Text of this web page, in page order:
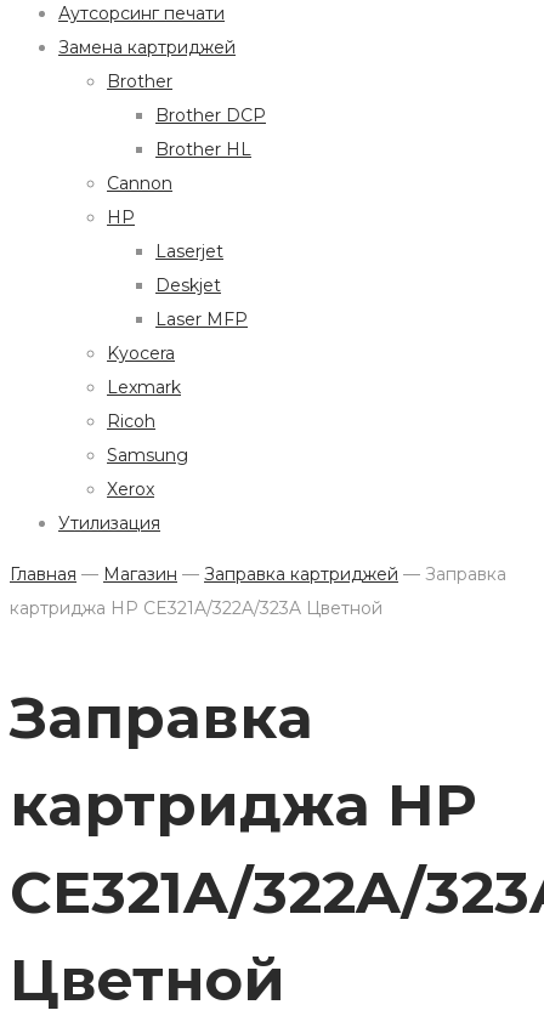
Аутсорсинг печати
Замена картриджей
Brother
Brother DCP
Brother HL
Cannon
HP
Laserjet
Deskjet
Laser MFP
Kyocera
Lexmark
Ricoh
Samsung
Xerox
Утилизация
Главная — Магазин — Заправка картриджей — Заправка
картриджа HP CE321A/322A/323A Цветной
Заправка
картриджа HP
CE321A/322A/
Цветной